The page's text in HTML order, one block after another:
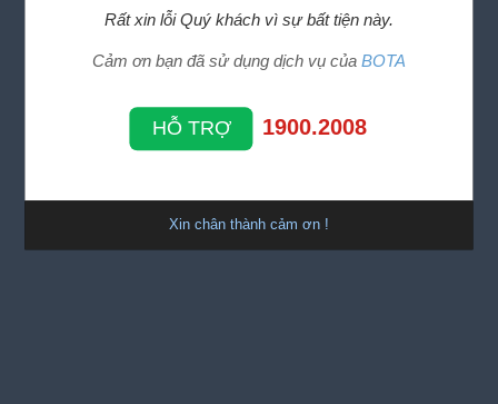
Rất xin lỗi Quý khách vì sự bất tiện này.
Cảm ơn bạn đã sử dụng dịch vụ của BOTA
HỖ TRỢ 1900.2008
Xin chân thành cảm ơn !